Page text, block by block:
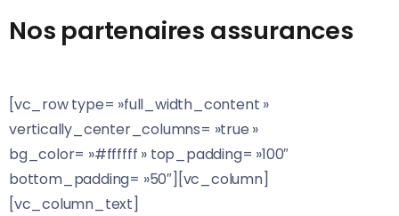
Nos partenaires assurances
[vc_row type= »full_width_content »
vertically_center_columns= »true »
bg_color= »#ffffff » top_padding= »100″
bottom_padding= »50″][vc_column]
[vc_column_text]